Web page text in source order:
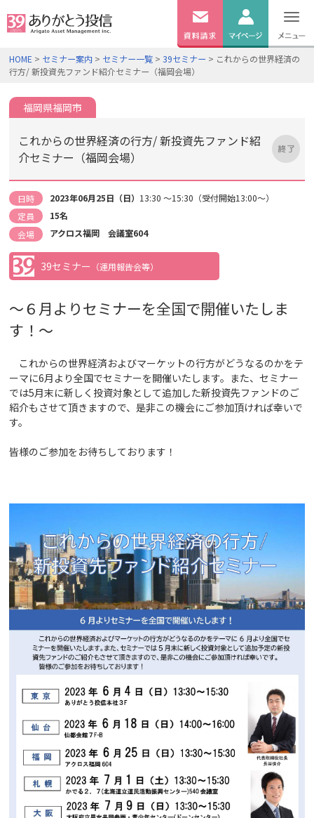
無料
資料
請求
ログイン
HOME > セミナー案内 > セミナー一覧 >39セミナー > これからの世界経済の
行方/ 新投資先ファンド紹介セミナー（福岡会場）
福岡県福岡市
これからの世界経済の行方/ 新投資先ファンド紹
介セミナー（福岡会場）
日時 2023年06月25日（日） 13:30 ～15:30（受付開始13:00～）
定員
15名
会場
アクロス福岡 会議室604
39セミナー （運用報告会等）
～６月よりセミナーを全国で開催いたしま
す！ ～
これからの世界経済およびマーケットの行方がどうなるのかをテ
ーマに6月より全国でセミナーを開催いたします。また、セミナー
では5月末に新しく投資対象として追加した新投資先ファンドのご
紹介もさせて頂きますので、是非この機会にご参加頂ければ幸いで
す。
皆様のご参加をお待ちしております！